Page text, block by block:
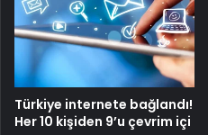
Türkiye internete bağlandı!
Her 10 kişiden 9’u çevrim içi